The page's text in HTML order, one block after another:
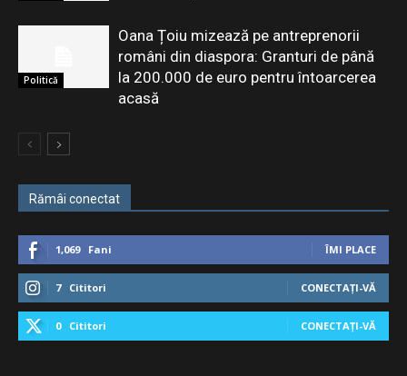
Politică
Oana Țoiu mizează pe antreprenorii
români din diaspora: Granturi de până
la 200.000 de euro pentru întoarcerea
acasă
Rămâi conectat
1,069 Fani ÎMI PLACE
7 Cititori CONECTAȚI-VĂ
0 Cititori CONECTAȚI-VĂ